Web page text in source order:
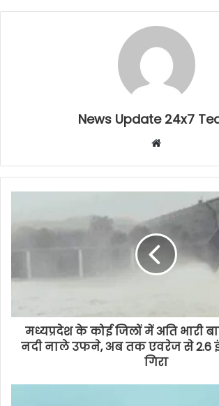
News Update 24x7
Website
मध्यप्रदेश के कोई जिलों में अति भारी
नदी नाले उफने, अब तक एवरेज से 2.6
गिरा